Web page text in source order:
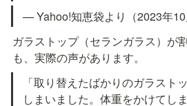
— Yahoo!知恵袋より（2023年10
ガラストップ（セランガラス）が
も、実際の声があります。
「取り替えたばかりのガラスト
しまいました。体重をかけてし